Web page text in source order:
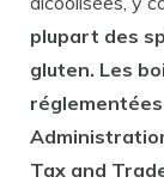
plupart des
gluten. Les
Tax and